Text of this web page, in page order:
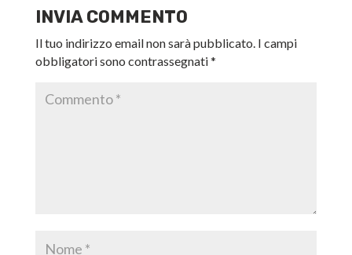
INVIA COMMENTO
Il tuo indirizzo email non sarà pubblicato. I campi
obbligatori sono contrassegnati*